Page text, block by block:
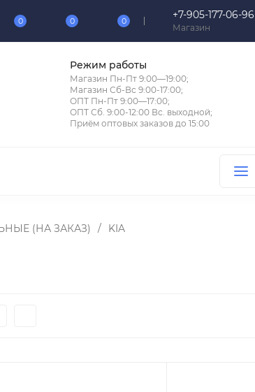
0 0 0 +7-905-177-06-96
Магазин
Режим работы
Магазин Пн-Пт 9:00—19:00;
Магазин Сб-Вс 9:00-17:00;
ОПТ Пн-Пт 9:00—17:00;
ОПТ Сб. 9:00-12:00 Вс. выходной;
Приём оптовых заказов до 15:00
(НА ЗАКАЗ) / KIA